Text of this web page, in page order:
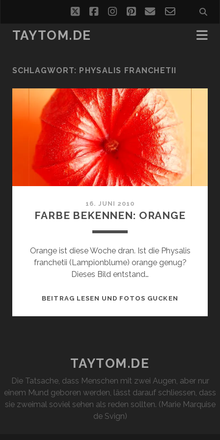
twitterfacebookinstagram
pinterest
emailemail-
form
TAYTOM.DE
SCHLAGWORT: PHYSALIS FRANCHETII
16. JUNI 2010
FARBE BEKENNEN: ORANGE
Orange ist diese Woche dran. Ist die Physalis
franchetii (Lampionblume) orange genug?
Dieses Bild entstand…
BEITRAG LESEN UND FOTOS GUCKEN
TAYTOM.DE
Die Tatsache, dass Menschen mit zwei Augen, aber nur
einem Mund geboren werden, lässt darauf schliessen, dass
sie zweimal soviel sehen als reden sollten. (Marie Marquise
de Svign)